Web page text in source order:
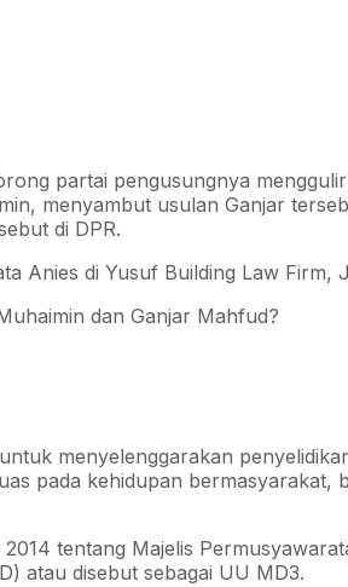
partai pengusungnya
menyambut usulan Ganjar
di DPR.
Anies di Yusuf Building Law
dan Ganjar Mahfud?
menyelenggarakan
pada kehidupan
tentang Majelis
atau disebut sebagai UU MD3.